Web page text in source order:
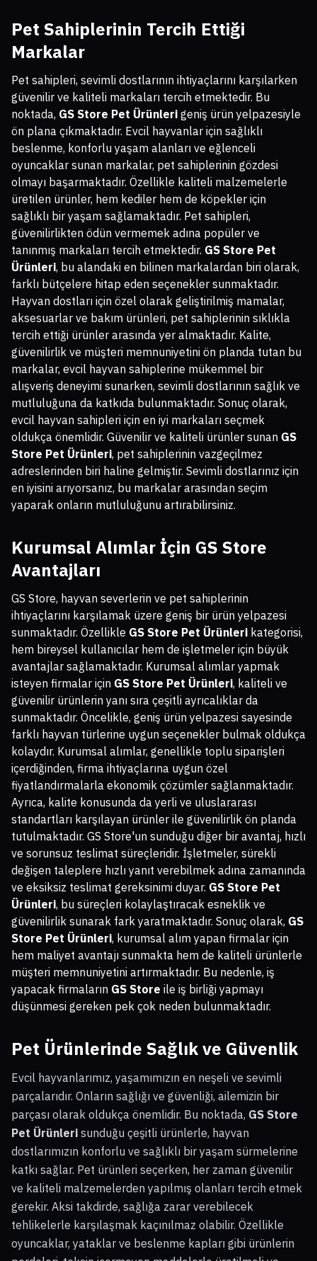
Pet Sahiplerinin Tercih Ettiği
Markalar
Pet sahipleri, sevimli dostlarının ihtiyaçlarını karşılarken
güvenilir ve kaliteli markaları tercih etmektedir. Bu
noktada, GS Store Pet Ürünleri geniş ürün yelpazesiyle
ön plana çıkmaktadır. Evcil hayvanlar için sağlıklı
beslenme, konforlu yaşam alanları ve eğlenceli
oyuncaklar sunan markalar, pet sahiplerinin gözdesi
olmayı başarmaktadır. Özellikle kaliteli malzemelerle
üretilen ürünler, hem kediler hem de köpekler için
sağlıklı bir yaşam sağlamaktadır. Pet sahipleri,
güvenilirlikten ödün vermemek adına popüler ve
tanınmış markaları tercih etmektedir. GS Store Pet
Ürünleri, bu alandaki en bilinen markalardan biri olarak,
farklı bütçelere hitap eden seçenekler sunmaktadır.
Hayvan dostları için özel olarak geliştirilmiş mamalar,
aksesuarlar ve bakım ürünleri, pet sahiplerinin sıklıkla
tercih ettiği ürünler arasında yer almaktadır. Kalite,
güvenilirlik ve müşteri memnuniyetini ön planda tutan bu
markalar, evcil hayvan sahiplerine mükemmel bir
alışveriş deneyimi sunarken, sevimli dostlarının sağlık ve
mutluluğuna da katkıda bulunmaktadır. Sonuç olarak,
evcil hayvan sahipleri için en iyi markaları seçmek
oldukça önemlidir. Güvenilir ve kaliteli ürünler sunan GS
Store Pet Ürünleri, pet sahiplerinin vazgeçilmez
adreslerinden biri haline gelmiştir. Sevimli dostlarınız için
en iyisini arıyorsanız, bu markalar arasından seçim
yaparak onların mutluluğunu artırabilirsiniz.
Kurumsal Alımlar İçin GS Store
Avantajları
GS Store, hayvan severlerin ve pet sahiplerinin
ihtiyaçlarını karşılamak üzere geniş bir ürün yelpazesi
sunmaktadır. Özellikle GS Store Pet Ürünleri kategorisi,
hem bireysel kullanıcılar hem de işletmeler için büyük
avantajlar sağlamaktadır. Kurumsal alımlar yapmak
isteyen firmalar için GS Store Pet Ürünleri, kaliteli ve
güvenilir ürünlerin yanı sıra çeşitli ayrıcalıklar da
sunmaktadır. Öncelikle, geniş ürün yelpazesi sayesinde
farklı hayvan türlerine uygun seçenekler bulmak oldukça
kolaydır. Kurumsal alımlar, genellikle toplu siparişleri
içerdiğinden, firma ihtiyaçlarına uygun özel
fiyatlandırmalarla ekonomik çözümler sağlanmaktadır.
Ayrıca, kalite konusunda da yerli ve uluslararası
standartları karşılayan ürünler ile güvenilirlik ön planda
tutulmaktadır. GS Store'un sunduğu diğer bir avantaj, hızlı
ve sorunsuz teslimat süreçleridir. İşletmeler, sürekli
değişen taleplere hızlı yanıt verebilmek adına zamanında
ve eksiksiz teslimat gereksinimi duyar. GS Store Pet
Ürünleri, bu süreçleri kolaylaştıracak esneklik ve
güvenilirlik sunarak fark yaratmaktadır. Sonuç olarak, GS
Store Pet Ürünleri, kurumsal alım yapan firmalar için
hem maliyet avantajı sunmakta hem de kaliteli ürünlerle
müşteri memnuniyetini artırmaktadır. Bu nedenle, iş
yapacak firmaların GS Store ile iş birliği yapmayı
düşünmesi gereken pek çok neden bulunmaktadır.
Pet Ürünlerinde Sağlık ve Güvenlik
Evcil hayvanlarımız, yaşamımızın en neşeli ve sevimli
parçalarıdır. Onların sağlığı ve güvenliği, ailemizin bir
parçası olarak oldukça önemlidir. Bu noktada, GS Store
Pet Ürünleri sunduğu çeşitli ürünlerle, hayvan
dostlarımızın konforlu ve sağlıklı bir yaşam sürmelerine
katkı sağlar. Pet ürünleri seçerken, her zaman güvenilir
ve kaliteli malzemelerden yapılmış olanları tercih etmek
gerekir. Aksi takdirde, sağlığa zarar verebilecek
tehlikelerle karşılaşmak kaçınılmaz olabilir. Özellikle
oyuncaklar, yataklar ve beslenme kapları gibi ürünlerin